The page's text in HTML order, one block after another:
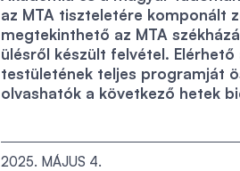
az MTA tiszteletére komponált
megtekinthető az MTA
ülésről készült felvétel.
testületének teljes programját
olvashatók a következő hetek
2025. MÁJUS 4.